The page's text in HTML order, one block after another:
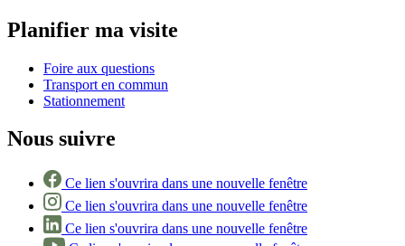
Planifier ma visite
Foire aux questions
Transport en commun
Stationnement
Nous suivre
Ce lien s'ouvrira dans une nouvelle fenêtre
Ce lien s'ouvrira dans une nouvelle fenêtre
Ce lien s'ouvrira dans une nouvelle fenêtre